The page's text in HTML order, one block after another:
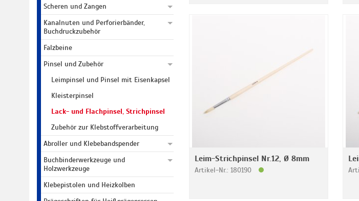
Scheren und Zangen
Kanalnuten und Perforierbänder,
Buchdruckzubehör
Falzbeine
Pinsel und Zubehör
Leimpinsel und Pinsel mit Eisenkapsel
Kleisterpinsel
Lack- und Flachpinsel, Strichpinsel
Zubehör zur Klebstoffverarbeitung
Abroller und Klebebandspender
Buchbinderwerkzeuge und
Holzwerkzeuge
Klebepistolen und Heizkolben
Leim-Strichpinsel Nr.12, Ø 8mm
Artikel-Nr.: 180190